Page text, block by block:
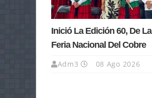
Inició La Edición 60, De La
Feria Nacional Del Cobre
Adm3 08 Ago 2026